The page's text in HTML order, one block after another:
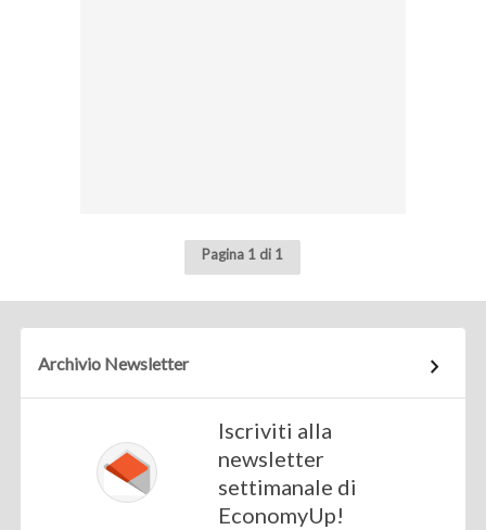
Pagina 1 di 1
Archivio Newsletter
Iscriviti alla
newsletter
settimanale di
EconomyUp!